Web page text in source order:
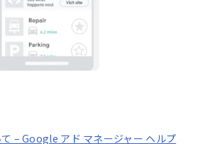
– Google アド マネージャー ヘルプ